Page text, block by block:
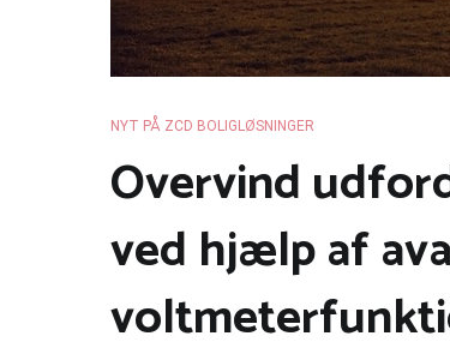
NYT PÅ ZCD BOLIGLØSNINGER
Overvind
ved hjælp af